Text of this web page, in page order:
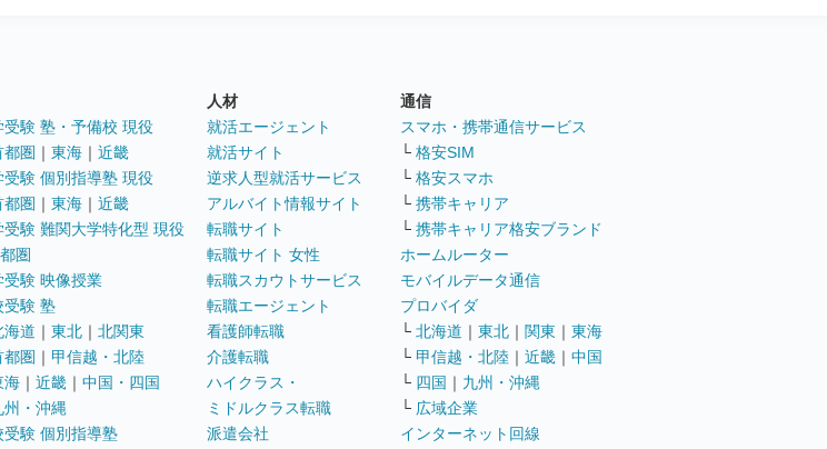
受験 塾・予備校 現役
都圏 ｜ 東海 ｜ 近畿
受験 個別指導塾 現役
都圏 ｜ 東海 ｜ 近畿
受験 難関大学特化型 現役
圏
受験 映像授業
受験 塾
海道 ｜ 東北 ｜ 北関東
都圏 ｜ 甲信越・北陸
海 ｜ 近畿 ｜ 中国・四国
州・沖縄
受験 個別指導塾
人材
就活エージェント
就活サイト
逆求人型就活サービス
アルバイト情報サイト
転職サイト
転職サイト 女性
転職スカウトサービス
転職エージェント
看護師転職
介護転職
ハイクラス・
ミドルクラス転職
派遣会社
通信
スマホ・携帯通信サービス
└ 格安SIM
└ 格安スマホ
└ 携帯キャリア
└ 携帯キャリア格安ブランド
ホームルーター
モバイルデータ通信
プロバイダ
└ 北海道 ｜ 東北 ｜ 関東 ｜ 東海
└ 甲信越・北陸 ｜ 近畿 ｜ 中国
└ 四国 ｜ 九州・沖縄
└ 広域企業
インターネット回線